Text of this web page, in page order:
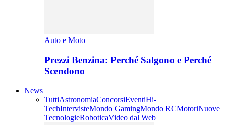
Auto e Moto
Prezzi Benzina: Perché Salgono e Perché
Scendono
News
TuttiAstronomiaConcorsiEventiHi-
TechIntervisteMondo GamingMondo RCMotoriNuove
TecnologieRoboticaVideo dal Web